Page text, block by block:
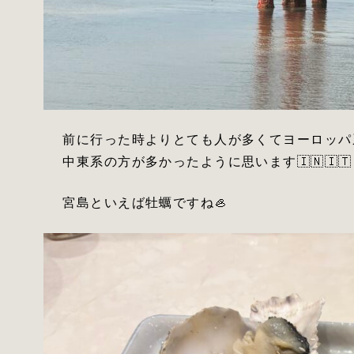
前に行った時よりとても人が多くてヨーロッ
中東系の方が多かったように思います🇮🇳🇮🇹
宮島といえば牡蠣ですね🦪